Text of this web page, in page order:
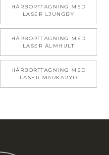
HÅRBORTTAGNING MED
LASER LJUNGBY
HÅRBORTTAGNING MED
LASER ÄLMHULT
HÅRBORTTAGNING MED
LASER MARKARYD